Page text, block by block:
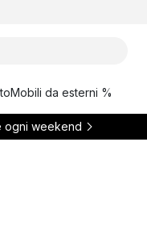
Mobili da esterni %
ogni weekend